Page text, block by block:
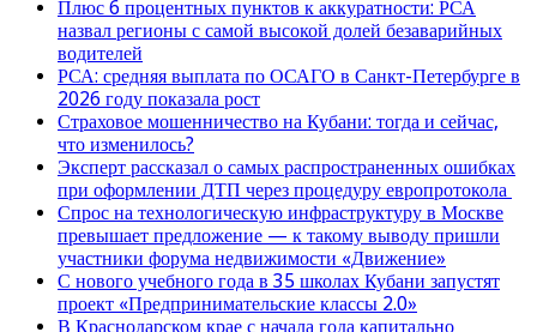
Плюс 6 процентных пунктов к аккуратности: РСА
назвал регионы с самой высокой долей безаварийных
водителей
РСА: средняя выплата по ОСАГО в Санкт-Петербурге в
2026 году показала рост
Страховое мошенничество на Кубани: тогда и сейчас,
что изменилось?
Эксперт рассказал о самых распространенных ошибках
при оформлении ДТП через процедуру европротокола
Спрос на технологическую инфраструктуру в Москве
превышает предложение — к такому выводу пришли
участники форума недвижимости «Движение»
С нового учебного года в 35 школах Кубани запустят
проект «Предпринимательские классы 2.0»
В Краснодарском крае с начала года капитально